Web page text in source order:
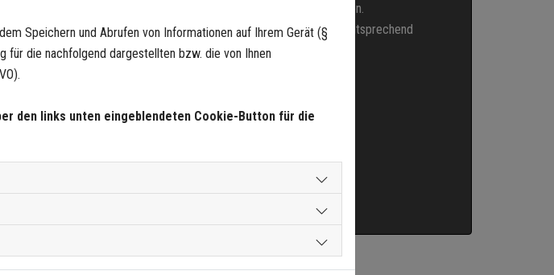
Ihrer Cookie-Einstellungen kann dieses Modul nicht geladen werden.
Modul sehen möchten, passen Sie bitte Ihre Cookie-Einstellungen entsprechend
an.
Speichern und Abrufen von Informationen auf Ihrem Gerät (§
für die nachfolgend dargestellten bzw. die von Ihnen
den links unten eingeblendeten Cookie-Button für die